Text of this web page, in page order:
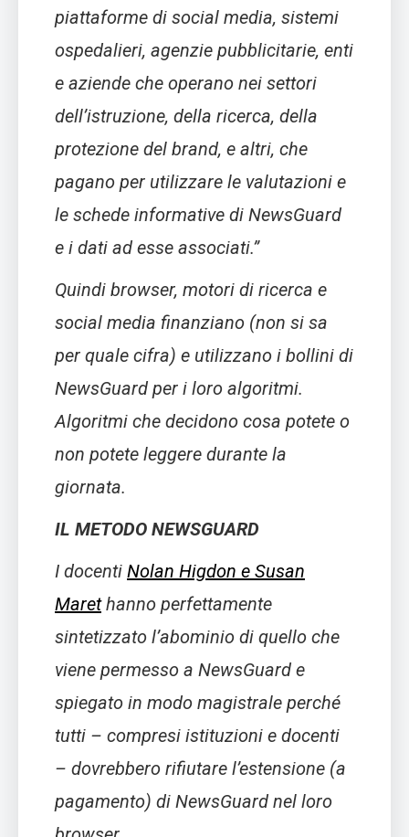
piattaforme di social media, sistemi
ospedalieri, agenzie pubblicitarie, enti
e aziende che operano nei settori
dell’istruzione, della ricerca, della
protezione del brand, e altri, che
pagano per utilizzare le valutazioni e
le schede informative di NewsGuard
e i dati ad esse associati.”
Quindi browser, motori di ricerca e
social media finanziano (non si sa
per quale cifra) e utilizzano i bollini di
NewsGuard per i loro algoritmi.
Algoritmi che decidono cosa potete o
non potete leggere durante la
giornata.
IL METODO NEWSGUARD
I docenti Nolan Higdon e Susan
Marethanno perfettamente
sintetizzato l’abominio di quello che
viene permesso a NewsGuard e
spiegato in modo magistrale perché
tutti – compresi istituzioni e docenti
– dovrebbero rifiutare l’estensione (a
pagamento) di NewsGuard nel loro